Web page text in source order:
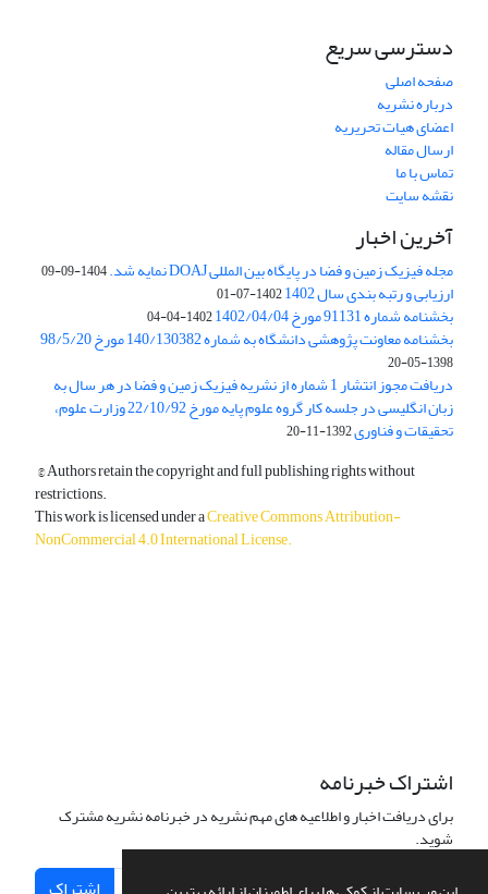
دسترسی سریع
صفحه اصلی
درباره نشریه
اعضای هیات تحریریه
ارسال مقاله
تماس با ما
نقشه سایت
آخرین اخبار
مجله فیزیک زمین و فضا در پایگاه بین المللی DOAJ نمایه شد. 1404-09-09
ارزیابی و رتبه بندی سال 1402 1402-07-01
بخشنامه شماره 91131 مورخ 1402/04/04 1402-04-04
بخشنامه معاونت پژوهشی دانشگاه به شماره 140/130382 مورخ 98/5/20
1398-05-20
دریافت مجوز انتشار 1 شماره از نشریه فیزیک زمین و فضا در هر سال به
زبان انگلیسی در جلسه کار گروه علوم پایه مورخ 22/10/92 وزارت علوم،
تحقیقات و فناوری1392-11-20
© Authors retain the copyright and full publishing rights without
restrictions.
This work is licensed under aCreative Commons Attribution-
NonCommercial 4.0 International License.
اشتراک خبرنامه
برای دریافت اخبار و اطلاعیه های مهم نشریه در خبرنامه نشریه مشترک
شوید.